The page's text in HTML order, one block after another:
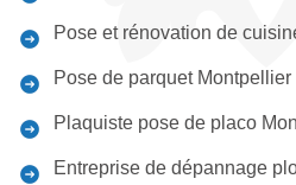
Pose et rénovation de
Pose de parquet Montpellier
Plaquiste pose de placo
Entreprise de dépannage